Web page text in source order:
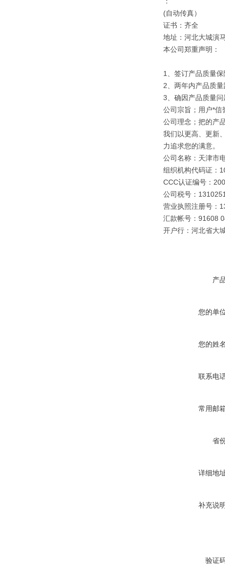
(自动传真）
证书：齐全
地址：河北大城演
本公司郑重声明：
1、签订产品质量
2、两年内产品质
3、确因产品质量
公司宗旨；用户*信
公司理念；把的产
我们以更高、更新
力追求您的满意。
公司名称：天津市
组织机构代码证：
CCC认证编号：
公司税号：
营业执照注册号：
汇款帐号：91608
开户行：河北省大
产
您的单
您的姓
联系电
常用邮
省
详细地
补充说
验证